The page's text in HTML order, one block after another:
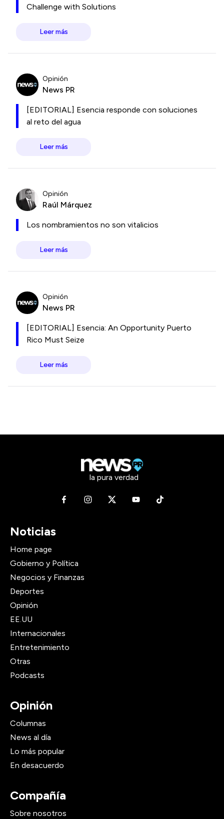
Challenge with Solutions
Leer más
Opinión
News PR
[EDITORIAL] Esencia responde con soluciones
al reto del agua
Leer más
Opinión
Raúl Márquez
Los nombramientos no son vitalicios
Leer más
Opinión
News PR
[EDITORIAL] Esencia: An Opportunity Puerto
Rico Must Seize
Leer más
la pura verdad
Noticias
Home page
Gobierno y Política
Negocios y Finanzas
Deportes
Opinión
EE.UU
Internacionales
Entretenimiento
Otras
Podcasts
Opinión
Columnas
News al día
Lo más popular
En desacuerdo
Compañía
Sobre nosotros